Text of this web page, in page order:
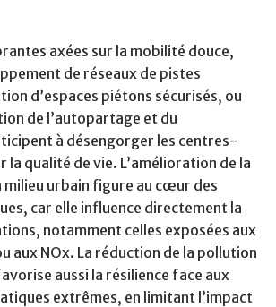
axées sur la mobilité douce,
de réseaux de pistes
d’espaces piétons sécurisés, ou
de l’autopartage et du
à désengorger les centres-
la qualité de vie. L’amélioration de la
milieu urbain figure au cœur des
car elle influence directement la
notamment celles exposées aux
aux NOx. La réduction de la pollution
aussi la résilience face aux
extrêmes, en limitant l’impact